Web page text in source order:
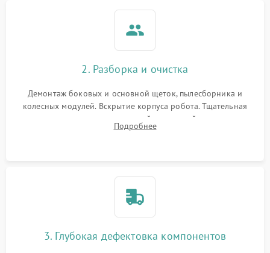
2. Разборка и очистка
Демонтаж боковых и основной щеток, пылесборника и
колесных модулей. Вскрытие корпуса робота. Тщательная
очистка внутренних полостей, шестерней и плат от
скопившейся пыли, волос и шерсти животных с
Подробнее
3. Глубокая дефектовка компонентов